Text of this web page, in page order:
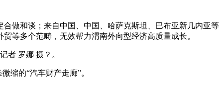
做和谈；来自中国、中国、哈萨克斯坦、巴布亚新几内亚等
等多个范畴，无效帮力渭南外向型经济高质量成长。
罗娜 摄？。
缩的“汽车财产走廊”。